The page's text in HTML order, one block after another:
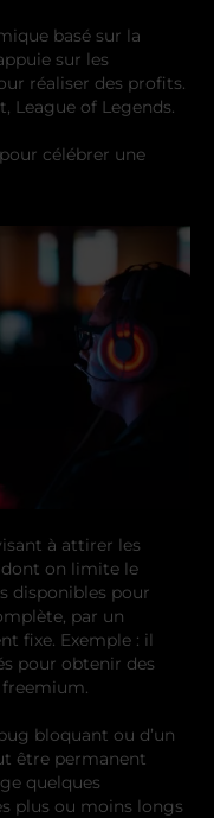
à attirer les
on limite le
disponibles pour
par un
fixe. Exemple : il
pour obtenir des
freemium.
bloquant ou d’un
être permanent
quelques
plus ou moins longs
basé sur la
sur les
réaliser des profits.
League of Legends.
célébrer une